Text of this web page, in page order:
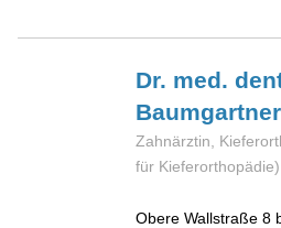
Dr. med.
Baumgartner
Zahnärztin,
für Kieferorthopädie)
Obere Wallstraße 8